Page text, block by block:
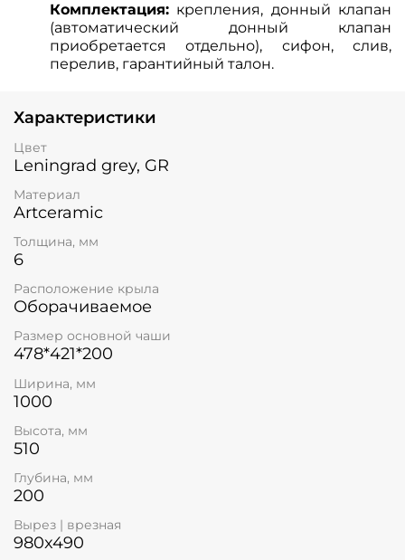
Комплектация: крепления, донный клапан
(автоматический донный клапан
приобретается отдельно), сифон, слив,
перелив, гарантийный талон.
Характеристики
Цвет
Leningrad grey, GR
Материал
Artceramic
Толщина, мм
6
Расположение крыла
Оборачиваемое
Размер основной чаши
478*421*200
Ширина, мм
1000
Высота, мм
510
Глубина, мм
200
Вырез | врезная
980x490